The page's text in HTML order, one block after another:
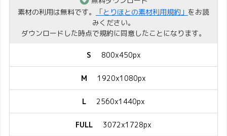
素材の利用は無料です。
「とりほとの素材利用規約」 をお読
みください。
ダウンロードした時点で規約に同意したことになります。
S 800x450px
M 1920x1080px
L 2560x1440px
FULL 3072x1728px